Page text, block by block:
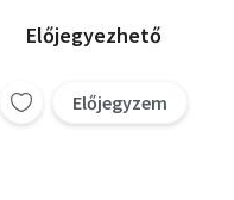
Előjegyezhető
Előjegyzem